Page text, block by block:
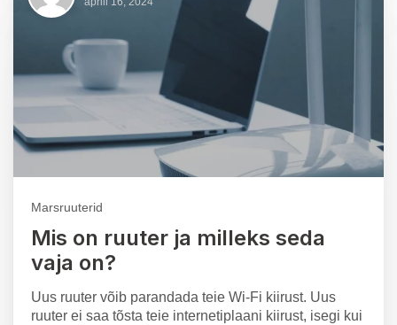
Marsruuterid
Mis on ruuter ja milleks seda
vaja on?
Uus ruuter võib parandada teie Wi-Fi kiirust. Uus
ruuter ei saa tõsta teie internetiplaani kiirust, isegi kui